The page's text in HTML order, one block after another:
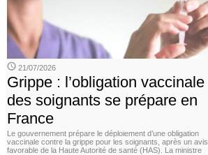
21/07/2026
Grippe : l’obligation vaccinale
des soignants se prépare en
France
Le gouvernement prépare le déploiement d’une obligation
vaccinale contre la grippe pour les soignants, après un avis
favorable de la Haute Autorité de santé (HAS). La ministre